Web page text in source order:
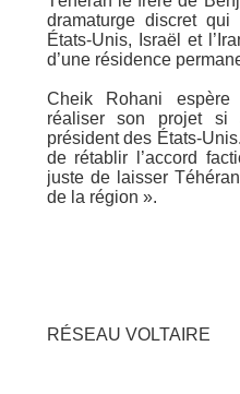
dramaturge discret
États-Unis, Israël et
d’une résidence
Cheik Rohani espère
réaliser son projet si
président des États-
de rétablir l’accord
juste de laisser
de la région ».
RÉSEAU VOLTAIRE